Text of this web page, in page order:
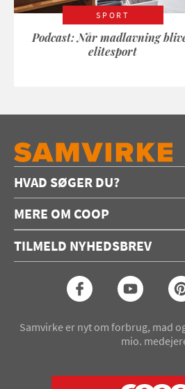
SPORT
Podcast: Når madlavning
elitesport
HVAD SØGER DU?
Forside
Opskrifter
Konkurrencer
MERE OM COOP
Annoncering
Coop medlem
TILMELD NYHEDSBREV
Samvirke er nyt om forbrug, mad
mio.